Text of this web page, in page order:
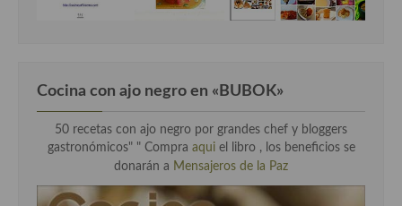
Cocina con ajo negro en «BUBOK»
50 recetas con ajo negro por grandes chef y bloggers
gastronómicos" " Compra aqui el libro , los beneficios se
donarán a Mensajeros de la Paz